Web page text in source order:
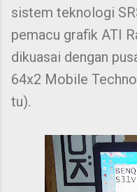
sistem teknologi
pemacu grafik ATI
dikuasai dengan
64x2 Mobile
tu).